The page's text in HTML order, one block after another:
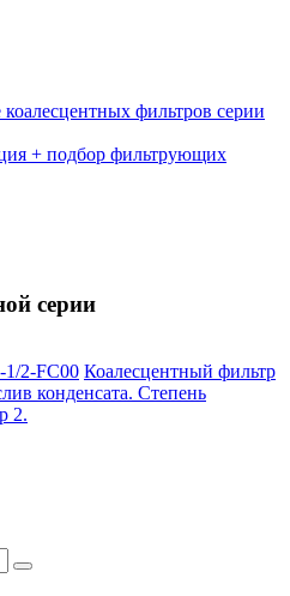
фильтров серии
+ подбор фильтрующих
серии
2-FC00 Коалесцентный фильтр
конденсата. Степень
2.